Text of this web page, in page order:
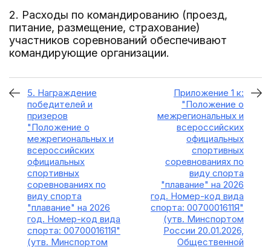
2. Расходы по командированию (проезд,
питание, размещение, страхование)
участников соревнований обеспечивают
командирующие организации.
5. Награждение
победителей и
призеров
"Положение о
межрегиональных и
всероссийских
официальных
спортивных
соревнованиях по
виду спорта
"плавание" на 2026
год. Номер-код вида
спорта: 0070001611Я"
(утв. Минспортом
Приложение 1 к:
"Положение о
межрегиональных и
всероссийских
официальных
спортивных
соревнованиях по
виду спорта
"плавание" на 2026
год. Номер-код вида
спорта: 0070001611Я"
(утв. Минспортом
России 20.01.2026,
Общественной